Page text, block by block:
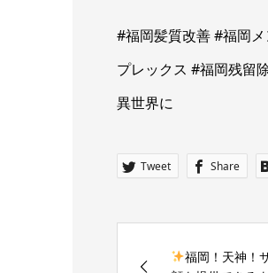
#福岡髪質改善 #福岡
プレックス #福岡残留
異世界に
Tweet Share
福岡！天神！